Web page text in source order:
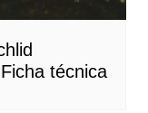
técnica